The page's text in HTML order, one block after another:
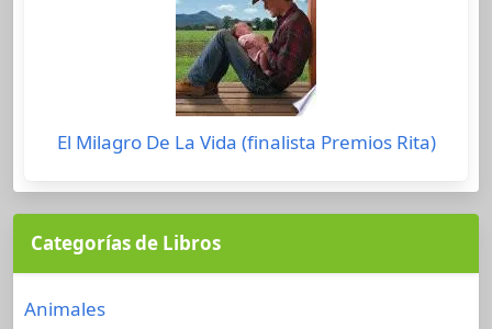
El Milagro De La Vida (finalista Premios Rita)
Categorías de Libros
Animales